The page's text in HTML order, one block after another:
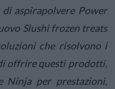
aspirapolvere Power
Slushi frozen treats
che risolvono i
offrire questi prodotti,
Ninja per prestazioni,